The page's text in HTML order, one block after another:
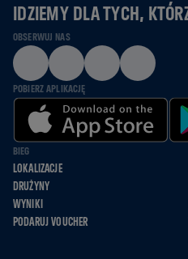
IDZIEMY DLA TYCH,
OBSERWUJ NAS
POBIERZ APLIKACJĘ
BIEG
LOKALIZACJE
DRUŻYNY
WYNIKI
PODARUJ VOUCHER